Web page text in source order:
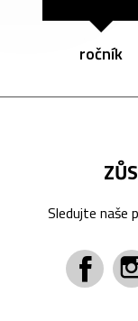
ročník
Sledujte naše